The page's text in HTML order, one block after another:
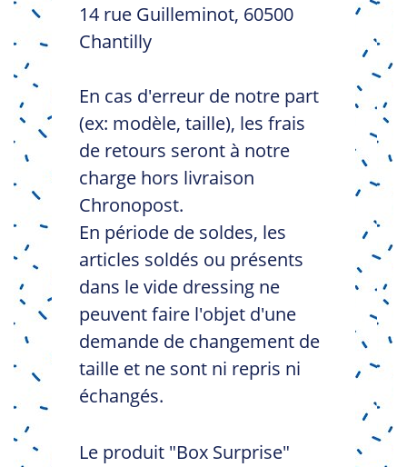
14 rue Guilleminot, 60500
Chantilly
En cas d'erreur de notre part
(ex: modèle, taille), les frais
de retours seront à notre
charge hors livraison
Chronopost.
En période de soldes, les
articles soldés ou présents
dans le vide dressing ne
peuvent faire l'objet d'une
demande de changement de
taille et ne sont ni repris ni
échangés.
Le produit "Box Surprise"